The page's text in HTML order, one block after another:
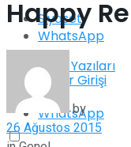
WhatsApp
Editör Girişi
Siyaset
Köşe Yazıları
WhatsApp
Happy
by
26 Ağustos 2015